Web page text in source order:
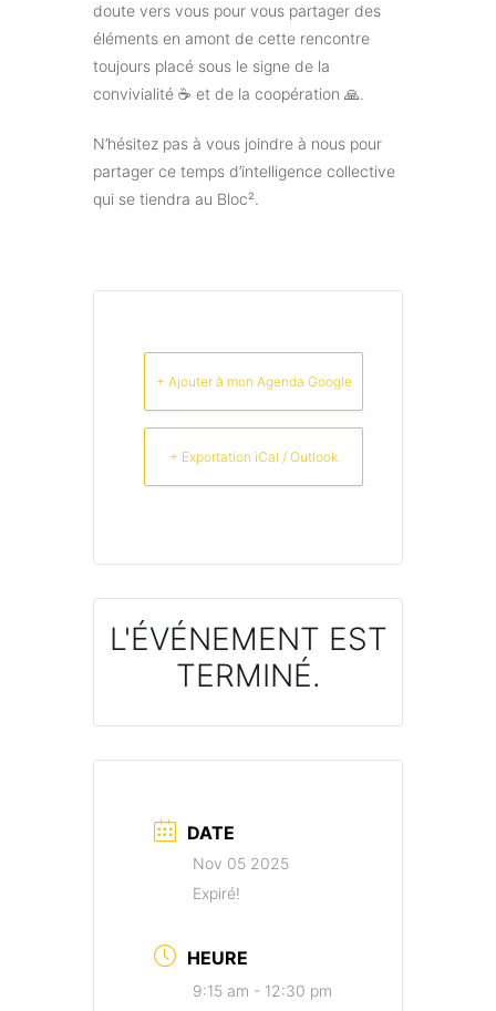
doute vers vous pour vous partager des
éléments en amont de cette rencontre
toujours placé sous le signe de la
convivialité ☕ et de la coopération 🙏.
N’hésitez pas à vous joindre à nous pour
partager ce temps d’intelligence collective
qui se tiendra au Bloc².
+ Ajouter à mon Agenda Google
+ Exportation iCal / Outlook
L'ÉVÉNEMENT EST
TERMINÉ.
DATE
Nov 05 2025
Expiré!
HEURE
9:15 am - 12:30 pm